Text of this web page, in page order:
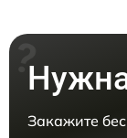
Закажите